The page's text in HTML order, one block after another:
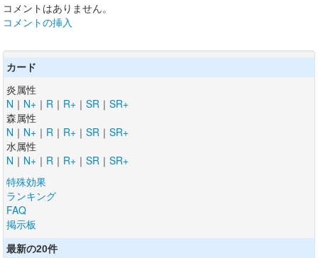
コメントはありません。
コメントの挿入
カード
炎属性
N ｜ N+ ｜ R ｜ R+ ｜ SR ｜ SR+
森属性
N ｜ N+ ｜ R ｜ R+ ｜ SR ｜ SR+
水属性
N ｜ N+ ｜ R ｜ R+ ｜ SR ｜ SR+
特殊効果
ランキング
FAQ
掲示板
最新の20件